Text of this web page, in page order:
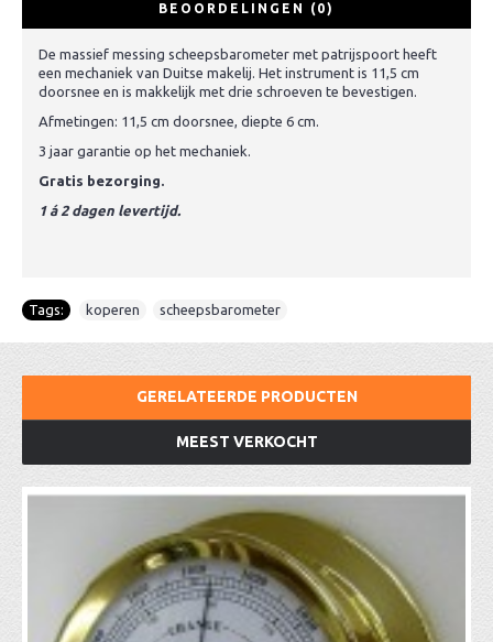
BEOORDELINGEN (0)
De massief messing scheepsbarometer met patrijspoort heeft
een mechaniek van Duitse makelij. Het instrument is 11,5 cm
doorsnee en is makkelijk met drie schroeven te bevestigen.
Afmetingen: 11,5 cm doorsnee, diepte 6 cm.
3 jaar garantie op het mechaniek.
Gratis bezorging.
1 á 2 dagen levertijd.
Tags: koperen scheepsbarometer
GERELATEERDE PRODUCTEN
MEEST VERKOCHT